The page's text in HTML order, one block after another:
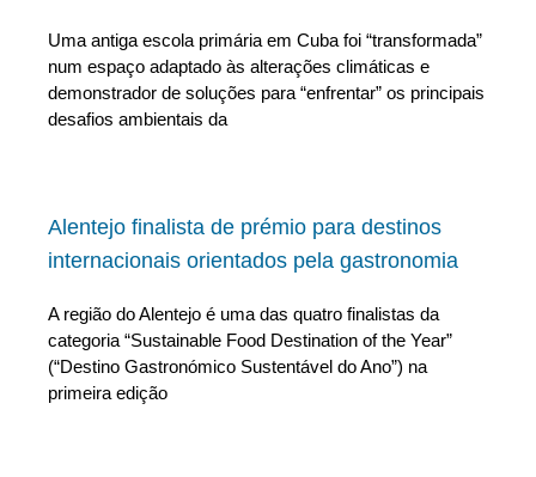
Uma antiga escola primária em Cuba foi “transformada”
num espaço adaptado às alterações climáticas e
demonstrador de soluções para “enfrentar” os principais
desafios ambientais da
Alentejo finalista de prémio para destinos
internacionais orientados pela gastronomia
A região do Alentejo é uma das quatro finalistas da
categoria “Sustainable Food Destination of the Year”
(“Destino Gastronómico Sustentável do Ano”) na
primeira edição